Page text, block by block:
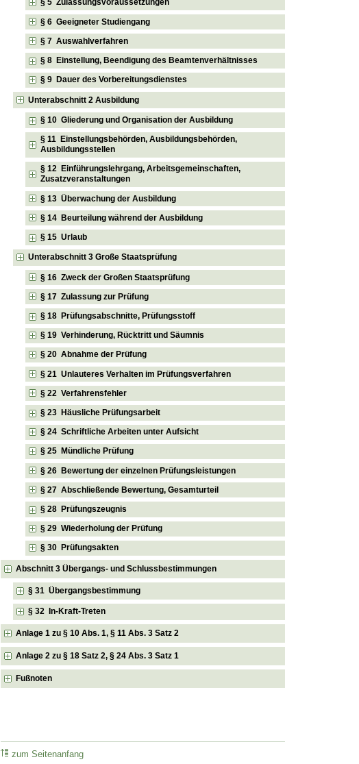
§ 5 Zulassungsvoraussetzungen
§ 6 Geeigneter Studiengang
§ 7 Auswahlverfahren
§ 8 Einstellung, Beendigung des Beamtenverhältnisses
§ 9 Dauer des Vorbereitungsdienstes
Unterabschnitt 2 Ausbildung
§ 10 Gliederung und Organisation der Ausbildung
§ 11 Einstellungsbehörden, Ausbildungsbehörden,
Ausbildungsstellen
§ 12 Einführungslehrgang, Arbeitsgemeinschaften,
Zusatzveranstaltungen
§ 13 Überwachung der Ausbildung
§ 14 Beurteilung während der Ausbildung
§ 15 Urlaub
Unterabschnitt 3 Große Staatsprüfung
§ 16 Zweck der Großen Staatsprüfung
§ 17 Zulassung zur Prüfung
§ 18 Prüfungsabschnitte, Prüfungsstoff
§ 19 Verhinderung, Rücktritt und Säumnis
§ 20 Abnahme der Prüfung
§ 21 Unlauteres Verhalten im Prüfungsverfahren
§ 22 Verfahrensfehler
§ 23 Häusliche Prüfungsarbeit
§ 24 Schriftliche Arbeiten unter Aufsicht
§ 25 Mündliche Prüfung
§ 26 Bewertung der einzelnen Prüfungsleistungen
§ 27 Abschließende Bewertung, Gesamturteil
§ 28 Prüfungszeugnis
§ 29 Wiederholung der Prüfung
§ 30 Prüfungsakten
Abschnitt 3 Übergangs- und Schlussbestimmungen
§ 31 Übergangsbestimmung
§ 32 In-Kraft-Treten
Anlage 1 zu § 10 Abs. 1, § 11 Abs. 3 Satz 2
Anlage 2 zu § 18 Satz 2, § 24 Abs. 3 Satz 1
Fußnoten
zum Seitenanfang